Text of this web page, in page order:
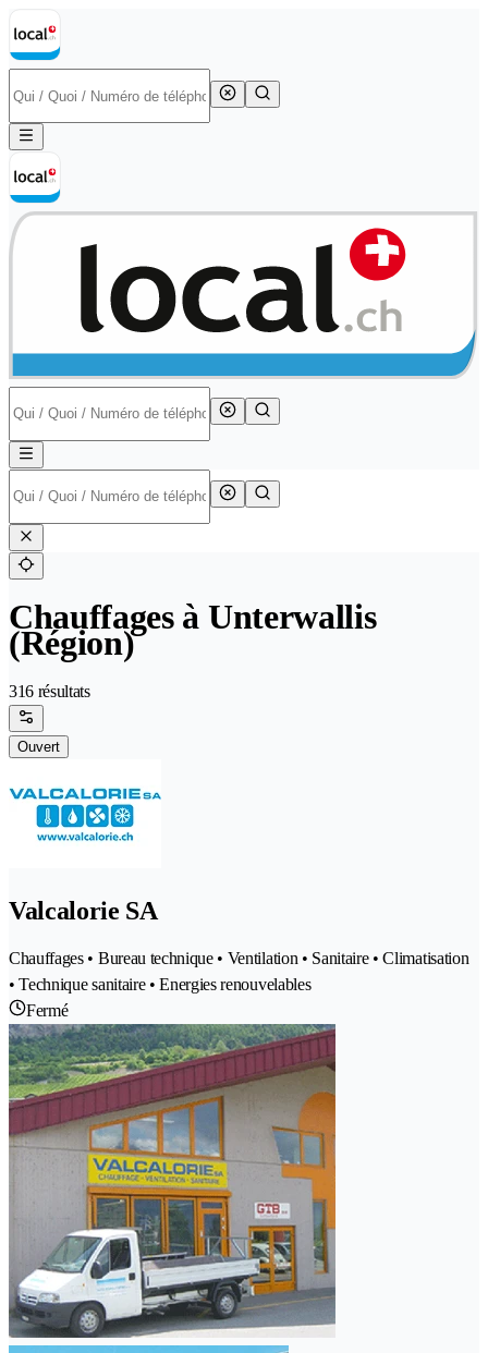
Chauffages à Unterwallis
(Région)
316 résultats
Ouvert
Valcalorie SA
Chauffages • Bureau technique • Ventilation • Sanitaire • Climatisation
• Technique sanitaire • Energies renouvelables
Fermé